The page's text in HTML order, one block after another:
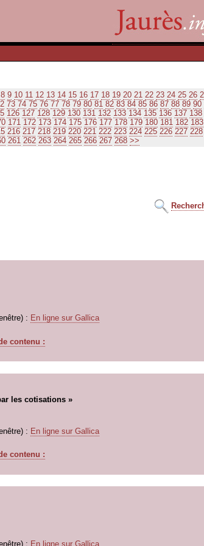
8 9 10 11 12 13 14 15 16 17 18 19 20 21 22 23 24 25 26
73 74 75 76 77 78 79 80 81 82 83 84 85 86 87 88 89 90
126 127 128 129 130 131 132 133 134 135 136 137 138
171 172 173 174 175 176 177 178 179 180 181 182 183
216 217 218 219 220 221 222 223 224 225 226 227 228
261 262 263 264 265 266 267 268 >>
: En ligne sur Gallica
contenu :
les cotisations »
: En ligne sur Gallica
contenu :
: En ligne sur Gallica